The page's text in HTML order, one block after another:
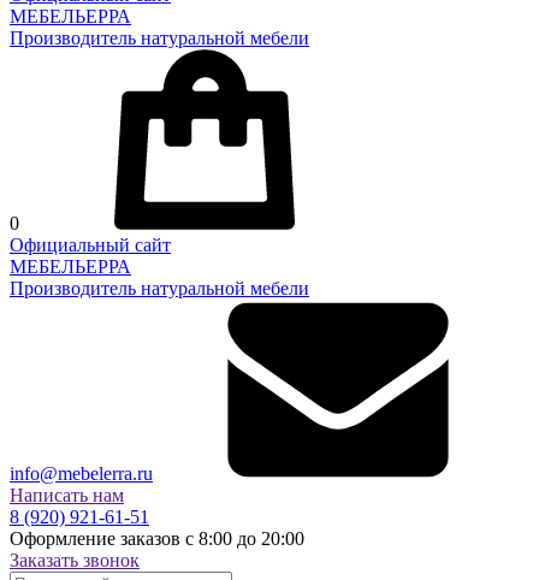
МЕБЕЛЬЕРРА
Производитель натуральной мебели
0
Официальный сайт
МЕБЕЛЬЕРРА
Производитель натуральной мебели
info@mebelerra.ru
Написать нам
8 (920) 921-61-51
Оформление заказов с 8:00 до 20:00
Заказать звонок